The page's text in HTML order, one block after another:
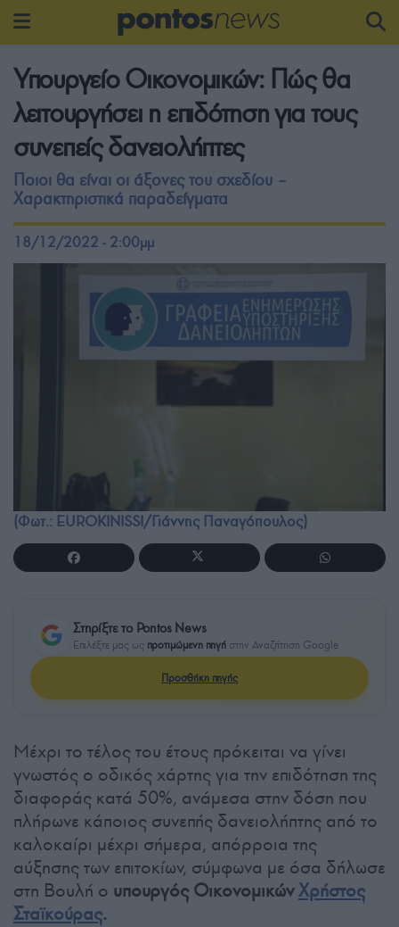
Υπουργείο Οικονομικών: Πώς θα
λειτουργήσει η επιδότηση για τους
συνεπείς δανειολήπτες
Ποιοι θα είναι οι άξονες του σχεδίου –
Χαρακτηριστικά παραδείγματα
18/12/2022 - 2:00μμ
(Φωτ.: EUROKINISSI/Γιάννης Παναγόπουλος)
Στηρίξτε το Pontos News
Επιλέξτε μας ως προτιμώμενη πηγή στην Αναζήτηση Google
Προσθήκη πηγής
Μέχρι το τέλος του έτους πρόκειται να γίνει
γνωστός ο οδικός χάρτης για την επιδότηση της
διαφοράς κατά 50%, ανάμεσα στην δόση που
πλήρωνε κάποιος συνεπής δανειολήπτης από το
καλοκαίρι μέχρι σήμερα, απόρροια της
αύξησης των επιτοκίων, σύμφωνα με όσα δήλωσε
στη Βουλή ο υπουργός ΟικονομικώνΧρήστος
Σταϊκούρας.